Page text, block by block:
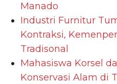
Manado
Industri Furnitur
Kontraksi,
Tradisonal
Mahasiswa Korsel
Konservasi Alam di